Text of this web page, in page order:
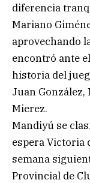
diferencia
Mariano
aprovechando
encontró ante
historia del
Juan González,
Mierez.
Mandiyú se
espera Victoria
semana
Provincial de